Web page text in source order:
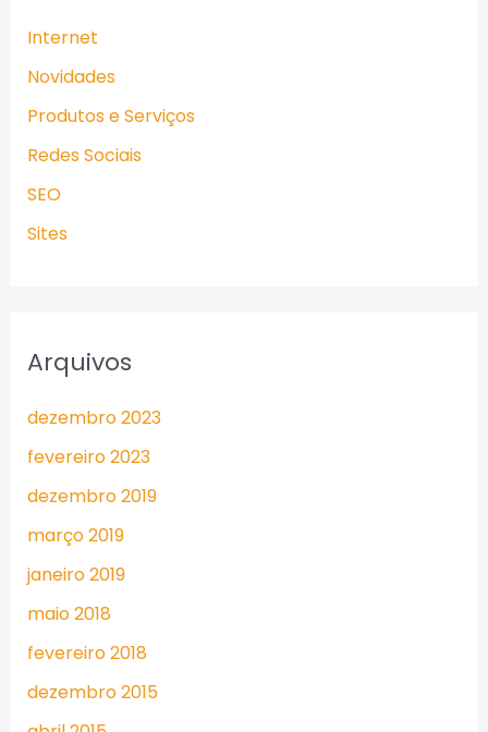
Internet
Novidades
Produtos e Serviços
Redes Sociais
SEO
Sites
Arquivos
dezembro 2023
fevereiro 2023
dezembro 2019
março 2019
janeiro 2019
maio 2018
fevereiro 2018
dezembro 2015